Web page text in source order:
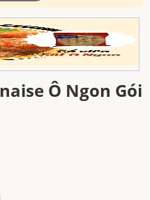
Ô Ngon Gói